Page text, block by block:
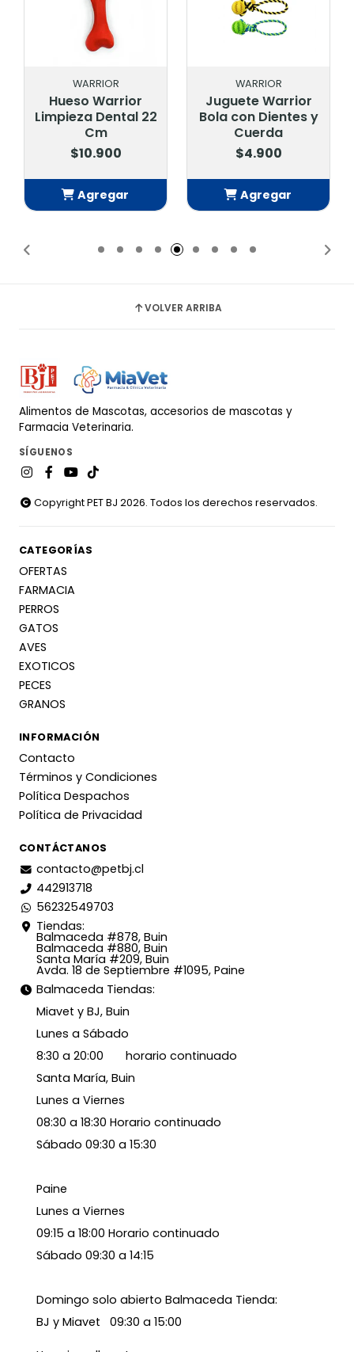
WARRIOR
Hueso Warrior
Limpieza Dental 22
Cm
$10.900
Agregar
WARRIOR
Juguete Warrior
Bola con Dientes y
Cuerda
$4.900
Agregar
VOLVER ARRIBA
Alimentos de Mascotas, accesorios de mascotas y
Farmacia Veterinaria.
SÍGUENOS
Copyright PET BJ 2026. Todos los derechos reservados.
CATEGORÍAS
OFERTAS
FARMACIA
PERROS
GATOS
AVES
EXOTICOS
PECES
GRANOS
INFORMACIÓN
Contacto
Términos y Condiciones
Política Despachos
Política de Privacidad
CONTÁCTANOS
contacto@petbj.cl
442913718
56232549703
Tiendas:
Balmaceda #878, Buin
Balmaceda #880, Buin
Santa María #209, Buin
Avda. 18 de Septiembre #1095, Paine
Balmaceda Tiendas:
Miavet y BJ, Buin
Lunes a Sábado
8:30 a 20:00 horario continuado
Santa María, Buin
Lunes a Viernes
08:30 a 18:30 Horario continuado
Sábado 09:30 a 15:30
Paine
Lunes a Viernes
09:15 a 18:00 Horario continuado
Sábado 09:30 a 14:15
Domingo solo abierto Balmaceda Tienda:
BJ y Miavet 09:30 a 15:00